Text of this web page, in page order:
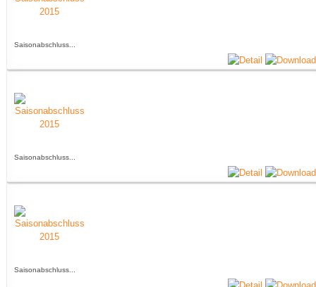
Saisonabschluss...
Saisonabschluss...
Saisonabschluss...